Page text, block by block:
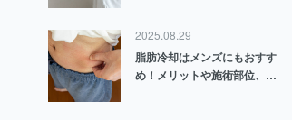
2025.08.29
脂肪冷却はメンズにもおすす
め！メリットや施術部位、注